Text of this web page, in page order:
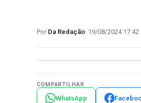
Da Redação 19/08/2024 17:42
COMPARTILHAR
WhatsApp